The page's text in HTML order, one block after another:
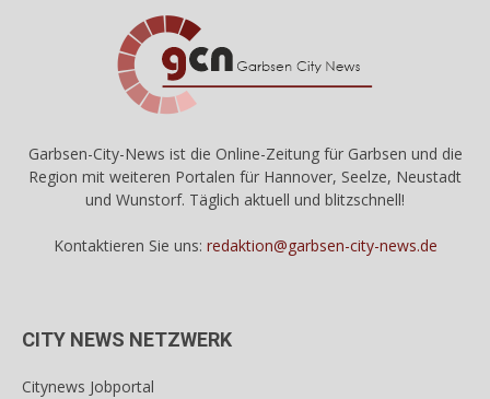
Garbsen-City-News ist die Online-Zeitung für Garbsen und die
Region mit weiteren Portalen für Hannover, Seelze, Neustadt
und Wunstorf. Täglich aktuell und blitzschnell!
Kontaktieren Sie uns: redaktion@garbsen-city-news.de
CITY NEWS NETZWERK
Citynews Jobportal